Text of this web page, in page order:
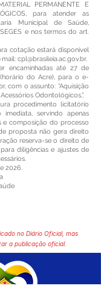
PERMANENTE E
para atender as
Municipal de Saúde,
e nos termos do art.
cotação estará disponível
cpl@brasileia.ac.gov.br.
encaminhadas até 27 de
do Acre), para o e-
, com o assunto: “Aquisição
Odontológicos,”.
procedimento licitatório
servindo apenas
e composição do processo
proposta não gera direito
reserva-se o direito de
diligências e ajustes de
2026.
no Diário Oficial, mas
a publicação oficial.